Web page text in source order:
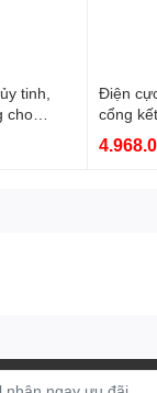
tinh,
cho
Điện
cổng
Hanna